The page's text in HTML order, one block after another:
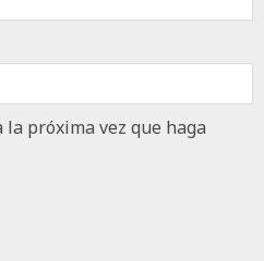
próxima vez que haga